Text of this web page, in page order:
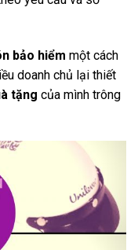
bảo hiểm một cách
doanh chủ lại thiết
tặng của mình trông